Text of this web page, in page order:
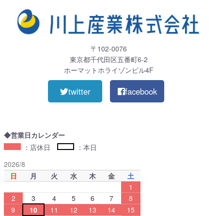
〒102-0076
東京都千代田区五番町6-2
ホーマットホライゾンビル4F
twitter facebook
◆営業日カレンダー
：店休日
：本日
2026/8
日
月 火 水 木 金
土
1
2
3 4 5 6 7
8
9
10 11 12 13 14
15